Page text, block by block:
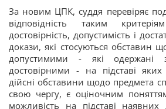
За новим ЦПК, суддя перевіряє
відповідність таким
достовірність, допустимість і
докази, які стосуються обставин
допустимими - які одержані
достовірними - на підставі
дійсні обставини щодо предмета
свою чергу, є оціночним
можливість на підставі наявних